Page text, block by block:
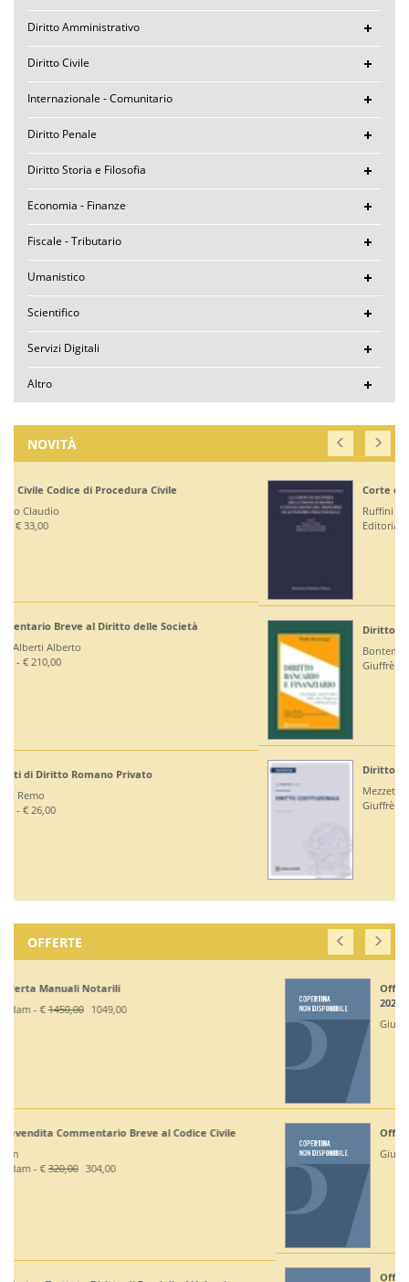
Diritto Amministrativo
Diritto Civile
Internazionale - Comunitario
Diritto Penale
Diritto Storia e Filosofia
Economia - Finanze
Fiscale - Tributario
Umanistico
Scientifico
Servizi Digitali
Altro
NOVITÀ
Corte di Giustizia dell'Unione Europea
Diritto Bancario e Finanziario
Diritto Costituzionale
Off. Codici Civile, Penale, Proc Civile, Proc Penale
2026 - Esame Avv
Giuffrè - €
Off Codici Civile e Penale 2026 - Esame Avvocato
Off. Codici Civile e Proc Civile 2026 - Esame Avvocato